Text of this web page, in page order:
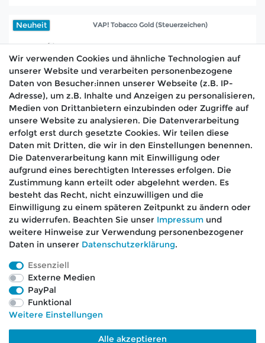
Neuheit VAP! Tobacco Gold (Steuerzeichen)
6,99 € *
10 Milliliter | 699,00 € / Liter
IN DEN WARENKORB
*inkl. ges. MwSt.zzgl.Versandkosten
🚚 Schneller Versand
📦 Kostenloser Versand ab 75 €
📞 Kostenlose Beratung per Telefon &
WhatsApp
Impressum
Barrierefreiheitserklärung
Wir verwenden Cookies und ähnliche Technologien auf
unserer Website und verarbeiten personenbezogene
Daten von Besucher:innen unserer Webseite (z.B. IP-
Adresse), um z.B. Inhalte und Anzeigen zu personalisieren,
Medien von Drittanbietern einzubinden oder Zugriffe auf
unsere Website zu analysieren. Die Datenverarbeitung
erfolgt erst durch gesetzte Cookies. Wir teilen diese
Daten mit Dritten, die wir in den Einstellungen benennen.
Die Datenverarbeitung kann mit Einwilligung oder
aufgrund eines berechtigten Interesses erfolgen. Die
Zustimmung kann erteilt oder abgelehnt werden. Es
besteht das Recht, nicht einzuwilligen und die
Einwilligung zu einem späteren Zeitpunkt zu ändern oder
zu widerrufen. Beachten Sie unser Impressum und
weitere Hinweise zur Verwendung personenbezogener
Daten in unserer Daten­schutz­erklärung.
Essenziell
Externe Medien
PayPal
Funktional
Weitere Einstellungen
Alle akzeptieren